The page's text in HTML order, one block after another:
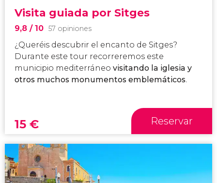
Visita guiada por Sitges
9,8 / 10 57 opiniones
¿Queréis descubrir el encanto de Sitges?
Durante este tour recorreremos este
municipio mediterráneo visitando la iglesia y
otros muchos monumentos emblemáticos.
15 € Reservar